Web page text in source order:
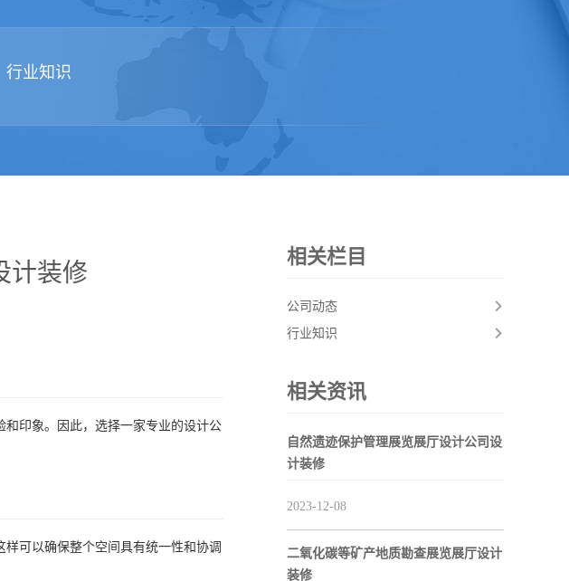
行业知识
计装修
印象。因此，选择一家专业的设计公
可以确保整个空间具有统一性和协调
相关栏目
公司动态
行业知识
相关资讯
自然遗迹保护管理展览展厅设计公司设
计装修
2023-12-08
二氧化碳等矿产地质勘查展览展厅设计
装修